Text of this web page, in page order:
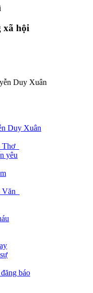
xã hội
Duy Xuân
Duy Xuân
Thơ
yêu
Văn
báo